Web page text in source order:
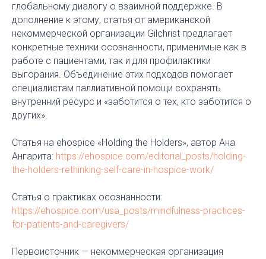
глобальному диалогу о взаимной поддержке. В
дополнение к этому, статья от американской
некоммерческой организации Gilchrist предлагает
конкретные техники осознанности, применимые как в
работе с пациентами, так и для профилактики
выгорания. Объединение этих подходов помогает
специалистам паллиативной помощи сохранять
внутренний ресурс и «заботится о тех, кто заботится о
других».
Статья на ehospice «Holding the Holders», автор Ана
Ангарита: https://ehospice.com/editorial_posts/holding-
the-holders-rethinking-self-care-in-hospice-work/
Статья о практиках осознанности:
https://ehospice.com/usa_posts/mindfulness-practices-
for-patients-and-caregivers/
Первоисточник — некоммерческая организация